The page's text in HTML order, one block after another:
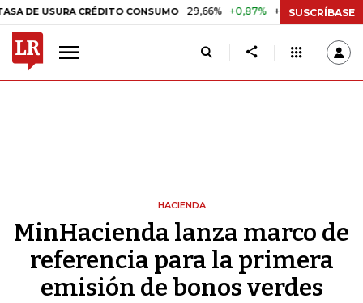
CRÉDITO CONSUMO 29,66% +0,87% +3,02% DTF 10,34%
SUSCRÍBASE
HACIENDA
MinHacienda lanza marco de
referencia para la primera
emisión de bonos verdes